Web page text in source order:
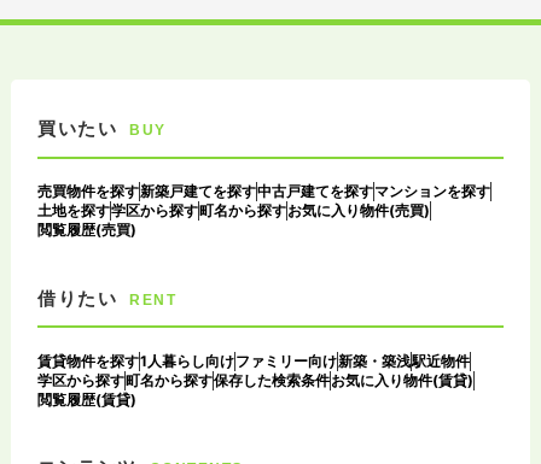
買いたい BUY
売買物件を探す新築戸建てを探す中古戸建てを探すマンションを探す
土地を探す学区から探す町名から探すお気に入り物件(売買)
閲覧履歴(売買)
借りたい RENT
賃貸物件を探す1人暮らし向けファミリー向け新築・築浅駅近物件
学区から探す町名から探す保存した検索条件お気に入り物件(賃貸)
閲覧履歴(賃貸)